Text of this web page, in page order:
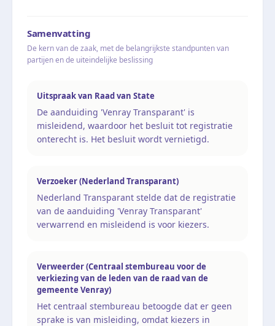
Samenvatting
De kern van de zaak, met de belangrijkste standpunten van
partijen en de uiteindelijke beslissing
Uitspraak van Raad van State
De aanduiding 'Venray Transparant' is
misleidend, waardoor het besluit tot registratie
onterecht is. Het besluit wordt vernietigd.
Verzoeker (Nederland Transparant)
Nederland Transparant stelde dat de registratie
van de aanduiding 'Venray Transparant'
verwarrend en misleidend is voor kiezers.
Verweerder (Centraal stembureau voor de
verkiezing van de leden van de raad van de
gemeente Venray)
Het centraal stembureau betoogde dat er geen
sprake is van misleiding, omdat kiezers in